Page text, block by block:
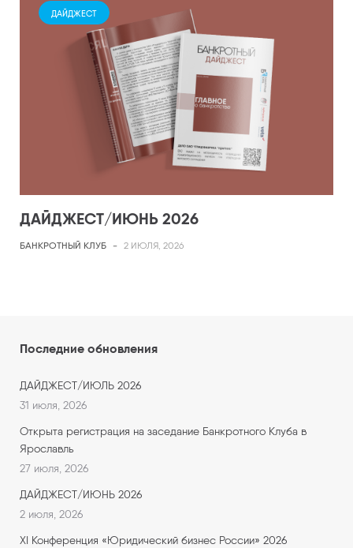
ДАЙДЖЕСТ
ДАЙДЖЕСТ/ИЮНЬ 2026
БАНКРОТНЫЙ КЛУБ - 2 ИЮЛЯ, 2026
Последние обновления
ДАЙДЖЕСТ/ИЮЛЬ 2026
31 июля, 2026
Открыта регистрация на заседание Банкротного Клуба в
Ярославль
27 июля, 2026
ДАЙДЖЕСТ/ИЮНЬ 2026
2 июля, 2026
XI Конференция «Юридический бизнес России» 2026